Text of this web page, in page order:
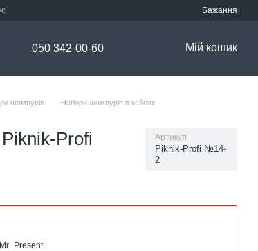
Бажання
050 342-00-60 Мій кошик
шампурів
Набори шампурів в кейсах
Piknik-Profi
Артикул
Piknik-Profi №14-
2